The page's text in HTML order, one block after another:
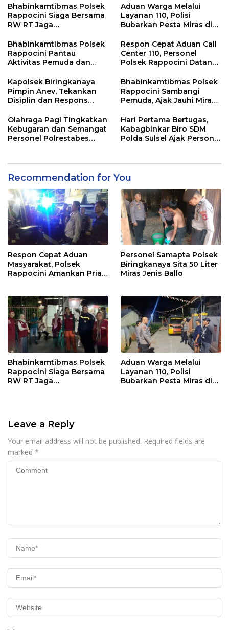
Keributan
Bhabinkamtibmas Polsek
Rappocini Siaga Bersama
RW RT Jaga
Aduan Warga Melalui
Layanan 110, Polisi
Bubarkan Pesta Miras di
Bhabinkamtibmas Polsek
Rappocini Pantau
Aktivitas Pemuda dan
Kamtibmas
Respon Cepat Aduan Call
Center 110, Personel
Polsek Rappocini Datangi
Kapolsek Biringkanaya
Pimpin Anev, Tekankan
Disiplin dan Respons
Masyarakat
Bhabinkamtibmas Polsek
Rappocini Sambangi
Pemuda, Ajak Jauhi Miras,
Olahraga Pagi Tingkatkan
Kebugaran dan Semangat
Personel Polrestabes
Hari Pertama Bertugas,
Kabagbinkar Biro SDM
Polda Sulsel Ajak Personel
Recommendation for You
Respon Cepat Aduan
Masyarakat, Polsek
Rappocini Amankan Pria
Personel Samapta Polsek
Biringkanaya Sita 50 Liter
Miras Jenis Ballo
Bhabinkamtibmas Polsek
Rappocini Siaga Bersama
RW RT Jaga
Aduan Warga Melalui
Layanan 110, Polisi
Bubarkan Pesta Miras di
Leave a Reply
Your email address will not be published. Required fields are
marked *